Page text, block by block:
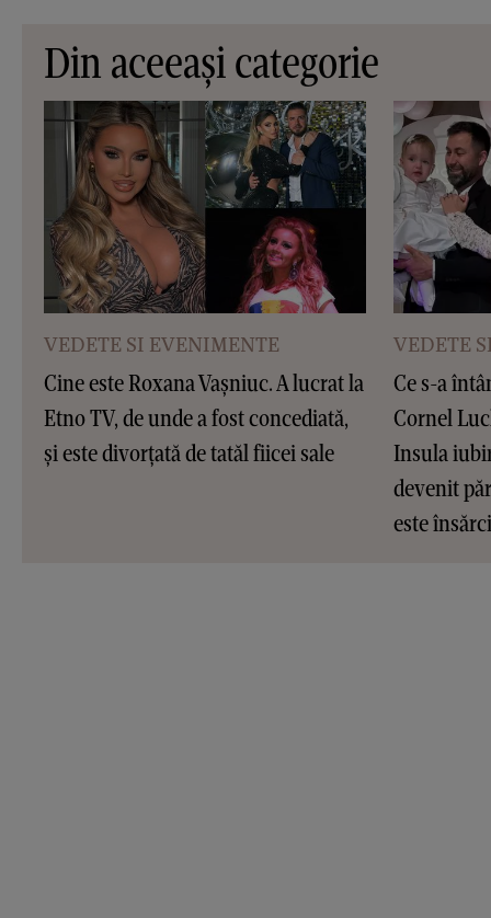
Din aceeași categorie
VEDETE SI EVENIMENTE
Cine este Roxana Vașniuc. A lucrat la
Etno TV, de unde a fost concediată,
și este divorțată de tatăl fiicei sale
VEDETE
Ce s-a
Cornel
Insula
devenit
este